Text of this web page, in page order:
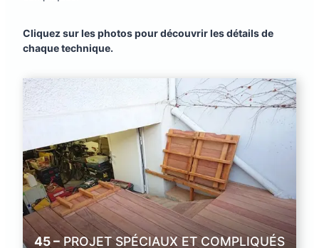
Cliquez sur les photos pour découvrir les détails de
chaque technique.
45 –PROJET SPÉCIAUX ET COMPLIQUÉS